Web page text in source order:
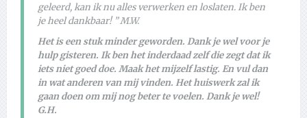
geleerd, kan ik nu alles verwerken en loslaten. Ik ben
je heel dankbaar! ” M.W.
Het is een stuk minder geworden. Dank je wel voor je
hulp gisteren. Ik ben het inderdaad zelf die zegt dat ik
iets niet goed doe. Maak het mijzelf lastig. En vul dan
in wat anderen van mij vinden. Het huiswerk zal ik
gaan doen om mij nog beter te voelen. Dank je wel!
G.H.